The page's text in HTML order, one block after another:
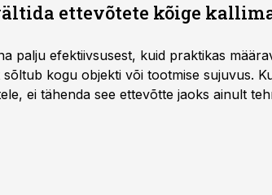
ettevõtete kõige
palju efektiivsusest, kuid praktikas
kogu objekti või tootmise sujuvus.
ei tähenda see ettevõtte jaoks ainult